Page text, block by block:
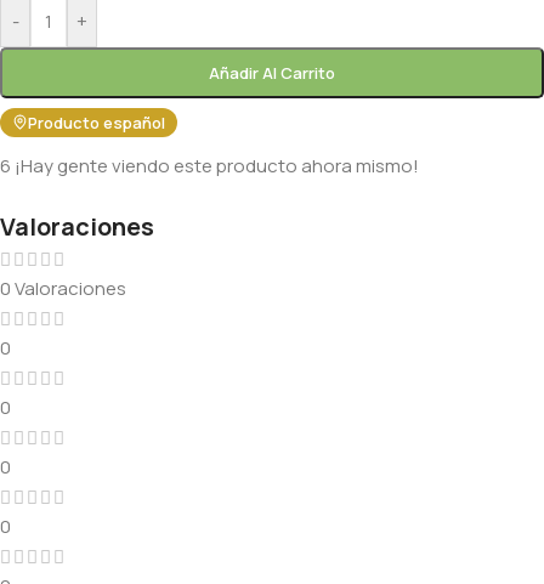
- +
Añadir Al Carrito
Producto español
6 ¡Hay gente viendo este producto ahora mismo!
Valoraciones
0 Valoraciones
0
0
0
0